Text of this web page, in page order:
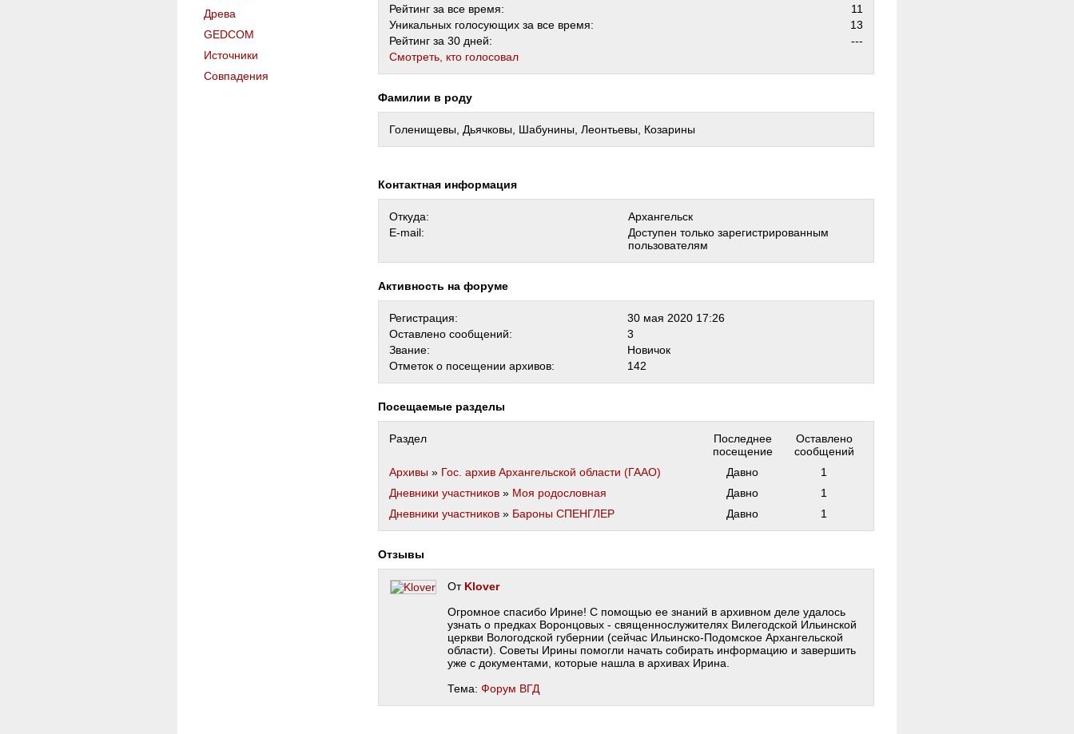
Древа
GEDCOM
Источники
Совпадения
Рейтинг за все время:
11
Уникальных голосующих за все время:
13
Рейтинг за 30 дней:
---
Cмотреть, кто голосовал
Фамилии в роду
Голенищевы, Дьячковы, Шабунины, Леонтьевы, Козарины
Контактная информация
Откуда:
Архангельск
E-mail:
Доступен только зарегистрированным
пользователям
Активность на форуме
Регистрация:
30 мая 2020 17:26
Оставлено сообщений:
3
Звание:
Новичок
Отметок о посещении архивов:
142
Посещаемые разделы
Раздел
Последнее
посещение
Оставлено
сообщений
Архивы » Гос. архив Архангельской области (ГААО) Давно
1
Дневники участников » Моя родословная Давно
1
Дневники участников » Бароны СПЕНГЛЕР Давно 1
Отзывы
От Klover
Огромное спасибо Ирине! С помощью ее знаний в архивном деле удалось
узнать о предках Воронцовых - священнослужителях Вилегодской Ильинской
церкви Вологодской губернии (сейчас Ильинско-Подомское Архангельской
области). Советы Ирины помогли начать собирать информацию и завершить
уже с документами, которые нашла в архивах Ирина.
Тема: Форум ВГД